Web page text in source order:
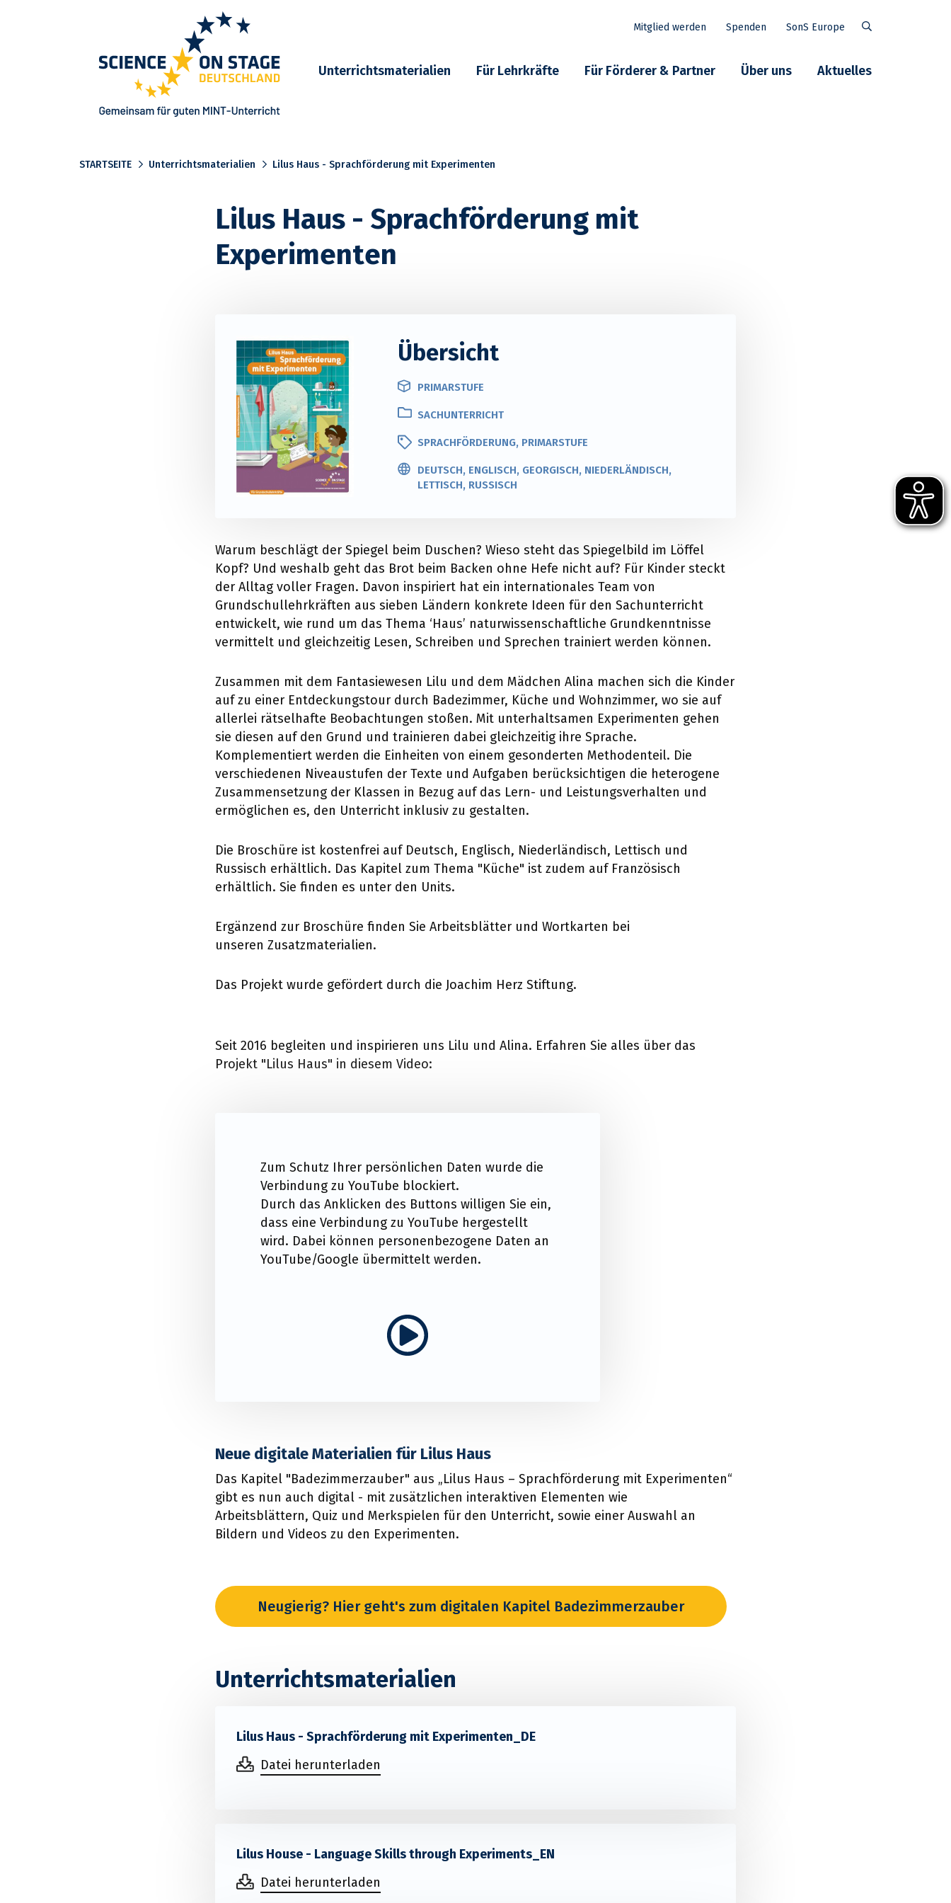
Suche
Unterrichtsmaterialien Für Lehrkräfte Für Förderer & Partner Über uns Aktuelles
Mitglied werden Spenden SonS Europe
STARTSEITE Unterrichtsmaterialien Lilus Haus - Sprachförderung mit Experimenten
Lilus Haus - Sprachförderung mit
Experimenten
Übersicht
PRIMARSTUFE
SACHUNTERRICHT
SPRACHFÖRDERUNG, PRIMARSTUFE
DEUTSCH, ENGLISCH, GEORGISCH, NIEDERLÄNDISCH,
LETTISCH, RUSSISCH
Warum beschlägt der Spiegel beim Duschen? Wieso steht das Spiegelbild im Löffel
Kopf? Und weshalb geht das Brot beim Backen ohne Hefe nicht auf? Für Kinder steckt
der Alltag voller Fragen. Davon inspiriert hat ein internationales Team von
Grundschullehrkräften aus sieben Ländern konkrete Ideen für den Sachunterricht
entwickelt, wie rund um das Thema ‘Haus’ naturwissenschaftliche Grundkenntnisse
vermittelt und gleichzeitig Lesen, Schreiben und Sprechen trainiert werden können.
Zusammen mit dem Fantasiewesen Lilu und dem Mädchen Alina machen sich die Kinder
auf zu einer Entdeckungstour durch Badezimmer, Küche und Wohnzimmer, wo sie auf
allerlei rätselhafte Beobachtungen stoßen. Mit unterhaltsamen Experimenten gehen
sie diesen auf den Grund und trainieren dabei gleichzeitig ihre Sprache.
Komplementiert werden die Einheiten von einem gesonderten Methodenteil. Die
verschiedenen Niveaustufen der Texte und Aufgaben berücksichtigen die heterogene
Zusammensetzung der Klassen in Bezug auf das Lern- und Leistungsverhalten und
ermöglichen es, den Unterricht inklusiv zu gestalten.
Die Broschüre ist kostenfrei auf Deutsch, Englisch, Niederländisch, Lettisch und
Russisch erhältlich. Das Kapitel zum Thema "Küche" ist zudem auf Französisch
erhältlich. Sie finden es unter den Units.
Ergänzend zur Broschüre finden Sie Arbeitsblätter und Wortkarten bei
unseren Zusatzmaterialien.
Das Projekt wurde gefördert durch die Joachim Herz Stiftung.
Seit 2016 begleiten und inspirieren uns Lilu und Alina. Erfahren Sie alles über das
Projekt "Lilus Haus" in diesem Video:
Zum Schutz Ihrer persönlichen Daten wurde die
Verbindung zu YouTube blockiert.
Durch das Anklicken des Buttons willigen Sie ein,
dass eine Verbindung zu YouTube hergestellt
wird. Dabei können personenbezogene Daten an
YouTube/Google übermittelt werden.
Play video
Neue digitale Materialien für Lilus Haus
Das Kapitel "Badezimmerzauber" aus „Lilus Haus – Sprachförderung mit Experimenten“
gibt es nun auch digital - mit zusätzlichen interaktiven Elementen wie
Arbeitsblättern, Quiz und Merkspielen für den Unterricht, sowie einer Auswahl an
Bildern und Videos zu den Experimenten.
Neugierig? Hier geht's zum digitalen Kapitel Badezimmerzauber
Unterrichtsmaterialien
Lilus Haus - Sprachförderung mit Experimenten_DE
Datei herunterladen
Lilus House - Language Skills through Experiments_EN
Datei herunterladen